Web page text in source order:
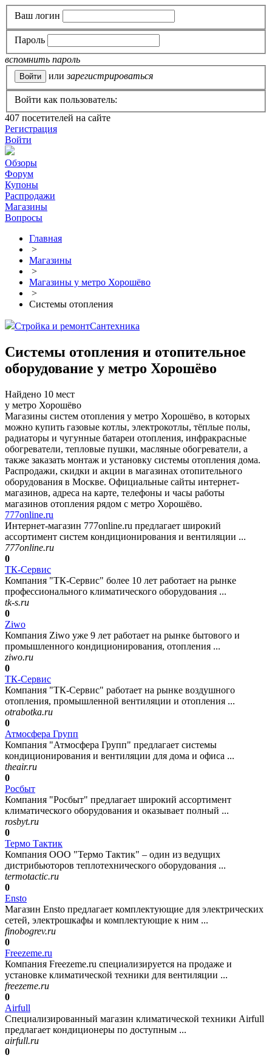
Ваш логин
Пароль
вспомнить пароль
или зарегистрироваться
Войти как пользователь:
407 посетителей на сайте
Регистрация
Войти
Обзоры
Форум
Купоны
Распродажи
Магазины
Вопросы
Главная
>
Магазины
>
Магазины у метро Хорошёво
>
Системы отопления
Стройка и ремонтСантехника
Системы отопления и отопительное
оборудование у метро Хорошёво
Найдено 10 мест
у метро Хорошёво
Магазины систем отопления у метро Хорошёво, в которых
можно купить газовые котлы, электрокотлы, тёплые полы,
радиаторы и чугунные батареи отопления, инфракрасные
обогреватели, тепловые пушки, масляные обогреватели, а
также заказать монтаж и установку системы отопления дома.
Распродажи, скидки и акции в магазинах отопительного
оборудования в Москве. Официальные сайты интернет-
магазинов, адреса на карте, телефоны и часы работы
магазинов отопления рядом с метро Хорошёво.
777online.ru
Интернет-магазин 777online.ru предлагает широкий
ассортимент систем кондиционирования и вентиляции ...
777online.ru
0
ТК-Сервис
Компания "ТК-Сервис" более 10 лет работает на рынке
профессионального климатического оборудования ...
tk-s.ru
0
Ziwo
Компания Ziwo уже 9 лет работает на рынке бытового и
промышленного кондиционирования, отопления ...
ziwo.ru
0
ТК-Сервис
Компания "ТК-Сервис" работает на рынке воздушного
отопления, промышленной вентиляции и отопления ...
otrabotka.ru
0
Атмосфера Групп
Компания "Атмосфера Групп" предлагает системы
кондиционирования и вентиляции для дома и офиса ...
theair.ru
0
Росбыт
Компания "Росбыт" предлагает широкий ассортимент
климатического оборудования и оказывает полный ...
rosbyt.ru
0
Термо Тактик
Компания ООО "Термо Тактик" – один из ведущих
дистрибьюторов теплотехнического оборудования ...
termotactic.ru
0
Ensto
Магазин Ensto предлагает комплектующие для электрических
сетей, электрошкафы и комплектующие к ним ...
finobogrev.ru
0
Freezeme.ru
Компания Freezeme.ru специализируется на продаже и
установке климатической техники для вентиляции ...
freezeme.ru
0
Airfull
Специализированный магазин климатической техники Airfull
предлагает кондиционеры по доступным ...
airfull.ru
0